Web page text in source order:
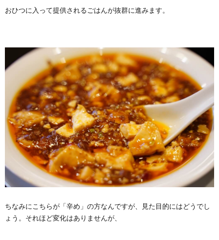
おひつに入って提供されるごはんが抜群に進みます。
ちなみにこちらが「辛め」の方なんですが、見た目的にはどうでし
ょう。それほど変化はありませんが、